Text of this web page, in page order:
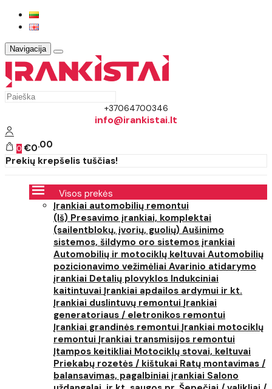
Navigacija
+37064700346
info@irankistai.lt
0 €0 00
Prekių krepšelis tuščias!
Visos prekės
Įrankiai automobilių remontui
(Iš) Presavimo įrankiai, komplektai
(sailentblokų, įvorių, guolių) Aušinimo
sistemos, šildymo oro sistemos įrankiai
Automobilių ir motociklų keltuvai Automobilių
pozicionavimo vežimėliai Avarinio atidarymo
įrankiai Detalių plovyklos Indukciniai
kaitintuvai Įrankiai apdailos ardymui ir kt.
Įrankiai duslintuvų remontui Įrankiai
generatoriaus / eletronikos remontui
Įrankiai grandinės remontui Įrankiai motociklų
remontui Įrankiai transmisijos remontui
Įtampos keitikliai Motociklų stovai, keltuvai
Priekabų rozetės / kištukai Ratų montavimas /
balansavimas, pagalbiniai įrankiai Salono